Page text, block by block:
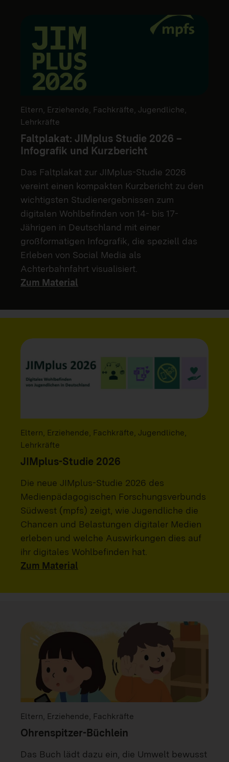
Eltern, Erziehende, Fachkräfte, Jugendliche,
Lehrkräfte
Faltplakat: JIMplus Studie 2026 –
Infografik und Kurzbericht
Das Faltplakat zur JIMplus-Studie 2026
vereint einen kompakten Kurzbericht zu den
wichtigsten Studienergebnissen zum
digitalen Wohlbefinden von 14- bis 17-
Jährigen in Deutschland mit einer
großformatigen Infografik, die speziell das
Erleben von Social Media als
Achterbahnfahrt visualisiert.
Zum Material
Eltern, Erziehende, Fachkräfte, Jugendliche,
Lehrkräfte
JIMplus-Studie 2026
Die neue JIMplus-Studie 2026 des
Medienpädagogischen Forschungsverbunds
Südwest (mpfs) zeigt, wie Jugendliche die
Chancen und Belastungen digitaler Medien
erleben und welche Auswirkungen dies auf
ihr digitales Wohlbefinden hat.
Zum Material
Eltern, Erziehende, Fachkräfte
Ohrenspitzer-Büchlein
Das Buch lädt dazu ein, die Umwelt bewusst